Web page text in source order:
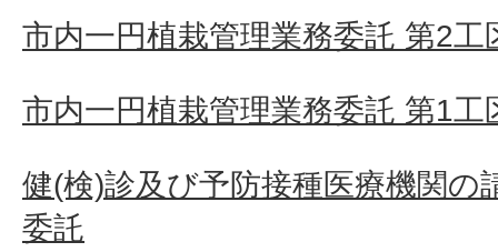
市内一円植栽管理業務委託 第2工
市内一円植栽管理業務委託 第1工
健(検)診及び予防接種医療機関の
委託